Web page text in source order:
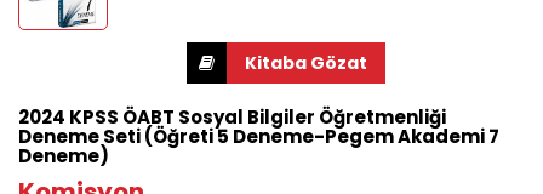
2024 KPSS ÖABT Sosyal Bilgiler Öğretmenliği
Deneme Seti (Öğreti 5 Deneme-Pegem Akademi 7
Deneme)